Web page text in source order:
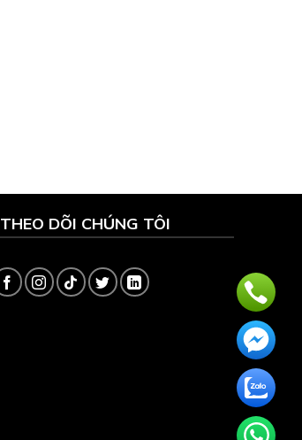
THEO DÕI CHÚNG TÔI